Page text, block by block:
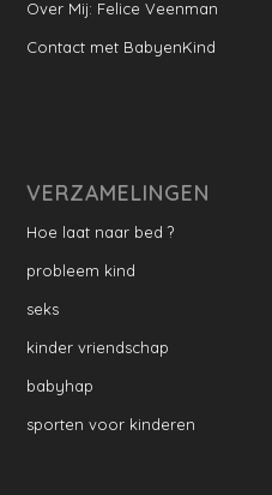
Over Mij: Felice Veenman
Contact met BabyenKind
VERZAMELINGEN
Hoe laat naar bed ?
probleem kind
seks
kinder vriendschap
babyhap
sporten voor kinderen